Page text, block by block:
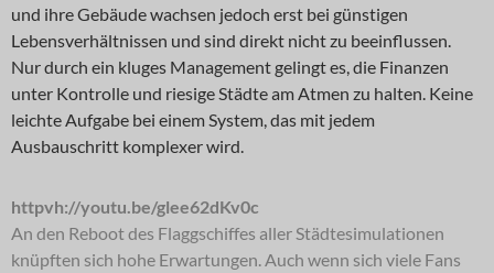
und ihre Gebäude wachsen jedoch erst bei günstigen
Lebensverhältnissen und sind direkt nicht zu beeinflussen.
Nur durch ein kluges Management gelingt es, die Finanzen
unter Kontrolle und riesige Städte am Atmen zu halten. Keine
leichte Aufgabe bei einem System, das mit jedem
Ausbauschritt komplexer wird.
httpvh://youtu.be/glee62dKv0c
An den Reboot des Flaggschiffes aller Städtesimulationen
knüpften sich hohe Erwartungen. Auch wenn sich viele Fans